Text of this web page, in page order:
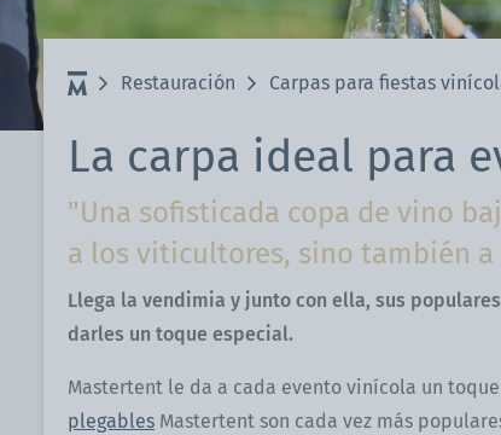
Restauración Carpas para fiestas
La carpa ideal para
"Una sofisticada copa de vino
a los viticultores, sino también
Llega la vendimia y junto con ella, sus
darles un toque especial.
Mastertent le da a cada evento vinícola un
plegables Mastertent son cada vez más